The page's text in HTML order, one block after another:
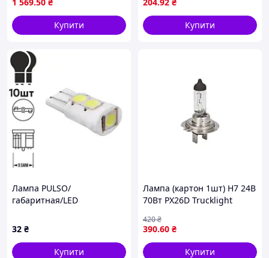
Купити
(LP-10290)
Купити
Лампа PULSO/
габаритная/LED
5050
CERAMIC/12v/0.5w/100lm
32 ₴
Купити
Лампа (картон 1шт) H7 24В
70Вт PX26D Trucklight
772
390.60 ₴
420₴
Купити